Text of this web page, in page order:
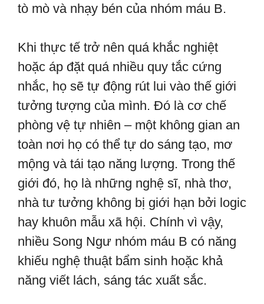
tò mò và nhạy bén của nhóm máu B.
Khi thực tế trở nên quá khắc nghiệt
hoặc áp đặt quá nhiều quy tắc cứng
nhắc, họ sẽ tự động rút lui vào thế giới
tưởng tượng của mình. Đó là cơ chế
phòng vệ tự nhiên – một không gian an
toàn nơi họ có thể tự do sáng tạo, mơ
mộng và tái tạo năng lượng. Trong thế
giới đó, họ là những nghệ sĩ, nhà thơ,
nhà tư tưởng không bị giới hạn bởi logic
hay khuôn mẫu xã hội. Chính vì vậy,
nhiều Song Ngư nhóm máu B có năng
khiếu nghệ thuật bẩm sinh hoặc khả
năng viết lách, sáng tác xuất sắc.